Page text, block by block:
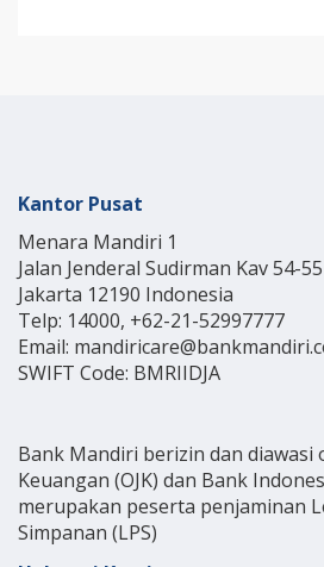
Kantor Pusat
Menara Mandiri 1
Jalan Jenderal Sudirman Kav 54-55
Jakarta 12190 Indonesia
Telp: 14000, +62-21-52997777
Email:
SWIFT Code: BMRIIDJA
Bank Mandiri berizin dan diawasi
Keuangan (OJK) dan Bank
merupakan peserta penjaminan
Simpanan (LPS)